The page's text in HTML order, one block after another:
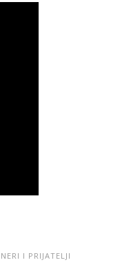
I PRIJATELJI